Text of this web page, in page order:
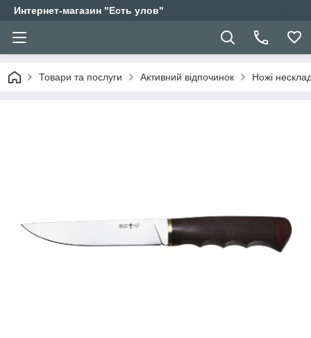
Интернет-магазин "Есть улов"
Товари та послуги Активний відпочинок Ножі